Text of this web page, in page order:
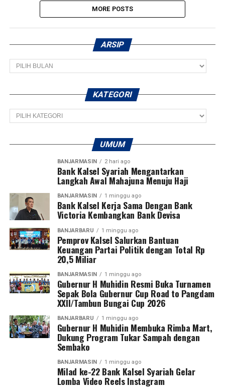
MORE POSTS
ARSIP
Arsip
KATEGORI
Kategori
UMUM
BANJARMASIN 2 hari ago
Bank Kalsel Syariah Mengantarkan
Langkah Awal Mahajuna Menuju Haji
BANJARMASIN 1 minggu ago
Bank Kalsel Kerja Sama Dengan Bank
Victoria Kembangkan Bank Devisa
BANJARBARU 1 minggu ago
Pemprov Kalsel Salurkan Bantuan
Keuangan Partai Politik dengan Total Rp
20,5 Miliar
BANJARMASIN 1 minggu ago
Gubernur H Muhidin Resmi Buka Turnamen
Sepak Bola Gubernur Cup Road to Pangdam
XXII/Tambun Bungai Cup 2026
BANJARBARU 1 minggu ago
Gubernur H Muhidin Membuka Rimba Mart,
Dukung Program Tukar Sampah dengan
Sembako
BANJARMASIN 1 minggu ago
Milad ke-22 Bank Kalsel Syariah Gelar
Lomba Video Reels Instagram